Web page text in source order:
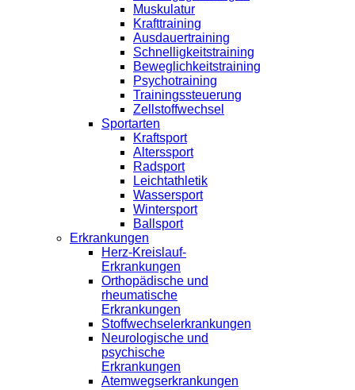
Muskulatur
Krafttraining
Ausdauertraining
Schnelligkeitstraining
Beweglichkeitstraining
Psychotraining
Trainingssteuerung
Zellstoffwechsel
Sportarten
Kraftsport
Alterssport
Radsport
Leichtathletik
Wassersport
Wintersport
Ballsport
Erkrankungen
Herz-Kreislauf-
Erkrankungen
Orthopädische und
rheumatische
Erkrankungen
Stoffwechselerkrankungen
Neurologische und
psychische
Erkrankungen
Atemwegserkrankungen